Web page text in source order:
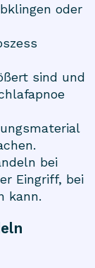
oder
sind und
bei
Eingriff, bei
kann.